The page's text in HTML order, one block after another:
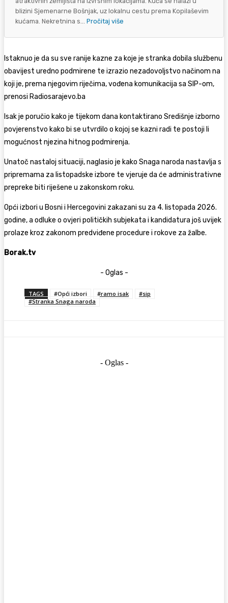
blizini Sjemenarne Bošnjak, uz lokalnu cestu prema Kopilaševim
kućama. Nekretnina s... Pročitaj više
Istaknuo je da su sve ranije kazne za koje je stranka dobila službenu
obavijest uredno podmirene te izrazio nezadovoljstvo načinom na
koji je, prema njegovim riječima, vođena komunikacija sa SIP-om,
prenosi Radiosarajevo.ba
Isak je poručio kako je tijekom dana kontaktirano Središnje izborno
povjerenstvo kako bi se utvrdilo o kojoj se kazni radi te postoji li
mogućnost njezina hitnog podmirenja.
Unatoč nastaloj situaciji, naglasio je kako Snaga naroda nastavlja s
pripremama za listopadske izbore te vjeruje da će administrativne
prepreke biti riješene u zakonskom roku.
Opći izbori u Bosni i Hercegovini zakazani su za 4. listopada 2026.
godine, a odluke o ovjeri političkih subjekata i kandidatura još uvijek
prolaze kroz zakonom predviđene procedure i rokove za žalbe.
Borak.tv
- Oglas -
TAGS #Opći izbori #ramo isak
#sip
#Stranka Snaga naroda
- Oglas -